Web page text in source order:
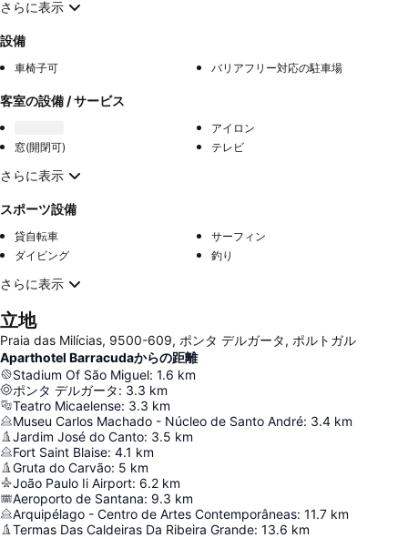
さらに表示
設備
車椅子可 バリアフリー対応の駐車場
客室の設備 / サービス
アイロン
窓(開閉可)
テレビ
さらに表示
スポーツ設備
貸自転車
サーフィン
ダイビング
釣り
さらに表示
立地
Praia das Milícias, 9500-609, ポンタ デルガータ, ポルトガル
Aparthotel Barracudaからの距離
Stadium Of São Miguel: 1.6 km
ポンタ デルガータ: 3.3 km
Teatro Micaelense: 3.3 km
Museu Carlos Machado - Núcleo de Santo André: 3.4 km
Jardim José do Canto: 3.5 km
Fort Saint Blaise: 4.1 km
Gruta do Carvão: 5 km
João Paulo Ii Airport: 6.2 km
Aeroporto de Santana: 9.3 km
Arquipélago - Centro de Artes Contemporâneas: 11.7 km
Termas Das Caldeiras Da Ribeira Grande: 13.6 km